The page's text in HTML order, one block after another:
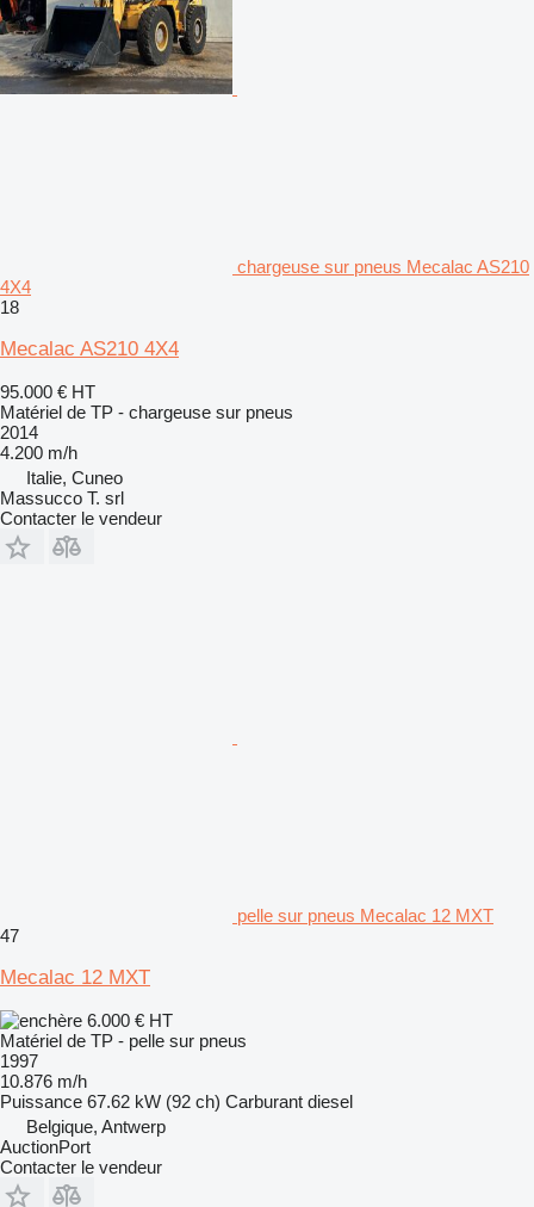
chargeuse sur pneus Mecalac AS210
4X4
18
Mecalac AS210 4X4
95.000 € HT
Matériel de TP - chargeuse sur pneus
2014
4.200 m/h
Italie, Cuneo
Massucco T. srl
Contacter le vendeur
pelle sur pneus Mecalac 12 MXT
47
Mecalac 12 MXT
6.000 € HT
Matériel de TP - pelle sur pneus
1997
10.876 m/h
Puissance 67.62 kW (92 ch) Carburant diesel
Belgique, Antwerp
AuctionPort
Contacter le vendeur